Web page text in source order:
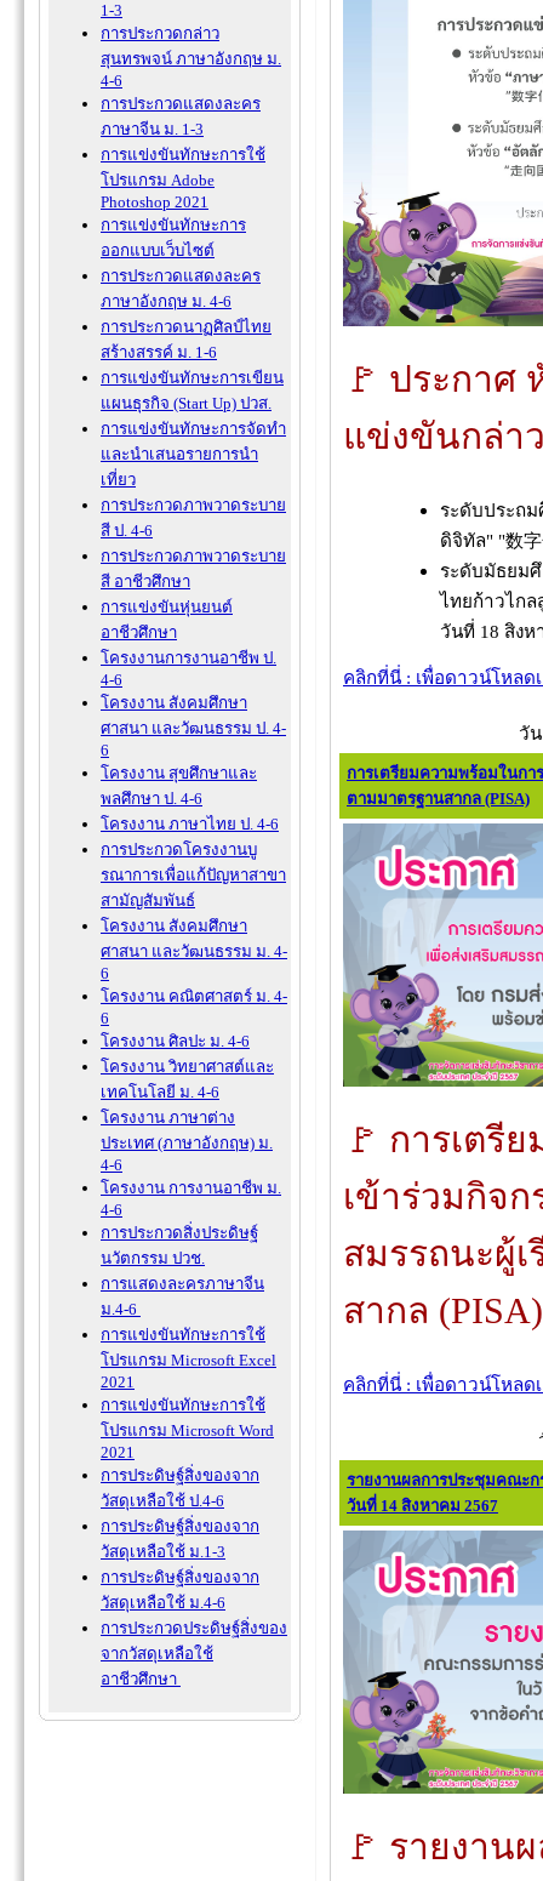
1-3
การประกวดกล่าว
สุนทรพจน์ ภาษาอังกฤษ ม.
4-6
การประกวดแสดงละคร
ภาษาจีน ม. 1-3
การแข่งขันทักษะการใช้
โปรแกรม Adobe
Photoshop 2021
การแข่งขันทักษะการ
ออกแบบเว็บไซต์
การประกวดแสดงละคร
ภาษาอังกฤษ ม. 4-6
การประกวดนาฏศิลป์ไทย
สร้างสรรค์ ม. 1-6
การแข่งขันทักษะการเขียน
แผนธุรกิจ (Start Up) ปวส.
การแข่งขันทักษะการจัดทำ
และนำเสนอรายการนำ
เที่ยว
การประกวดภาพวาดระบาย
สี ป. 4-6
การประกวดภาพวาดระบาย
สี อาชีวศึกษา
การแข่งขันหุ่นยนต์
อาชีวศึกษา
โครงงานการงานอาชีพ ป.
4-6
โครงงาน สังคมศึกษา
ศาสนา และวัฒนธรรม ป. 4-
6
โครงงาน สุขศึกษาและ
พลศึกษา ป. 4-6
โครงงาน ภาษาไทย ป. 4-6
การประกวดโครงงานบู
รณาการเพื่อแก้ปัญหาสาขา
สามัญสัมพันธ์
โครงงาน สังคมศึกษา
ศาสนา และวัฒนธรรม ม. 4-
6
โครงงาน คณิตศาสตร์ ม. 4-
6
โครงงาน ศิลปะ ม. 4-6
โครงงาน วิทยาศาสต์และ
เทคโนโลยี ม. 4-6
โครงงาน ภาษาต่าง
ประเทศ (ภาษาอังกฤษ) ม.
4-6
โครงงาน การงานอาชีพ ม.
4-6
การประกวดสิ่งประดิษฐ์
นวัตกรรม ปวช.
การแสดงละครภาษาจีน
ม.4-6
การแข่งขันทักษะการใช้
โปรแกรม Microsoft Excel
2021
การแข่งขันทักษะการใช้
โปรแกรม Microsoft Word
2021
การประดิษฐ์สิ่งของจาก
วัสดุเหลือใช้ ป.4-6
การประดิษฐ์สิ่งของจาก
วัสดุเหลือใช้ ม.1-3
การประดิษฐ์สิ่งของจาก
วัสดุเหลือใช้ ม.4-6
การประกวดประดิษฐ์สิ่งของ
จากวัสดุเหลือใช้
อาชีวศึกษา
🚩 ประกาศ
แข่งขันกล่า
ระดับประถ
ดิจิทัล" "数
ระดับมัธยม
ไทยก้าวไกล
วันที่ 18 สิงห
คลิกที่นี่ : เพื่อดาวน์โหลด
วั
การเตรียมความพร้อมในกา
ตามมาตรฐานสากล (PISA)
🚩 การเตรี
เข้าร่วมกิจก
สมรรถนะผู้
สากล
คลิกที่นี่ : เพื่อดาวน์โหลด
รายงานผลการประชุมคณะ
วันที่ 14 สิงหาคม 2567
🚩 รายงาน